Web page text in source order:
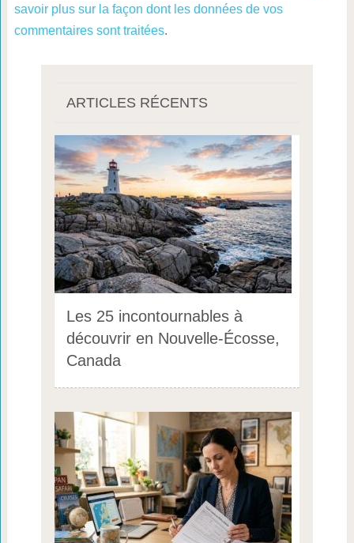
savoir plus sur la façon dont les données de vos
commentaires sont traitées.
ARTICLES RÉCENTS
Les 25 incontournables à
découvrir en Nouvelle-Écosse,
Canada